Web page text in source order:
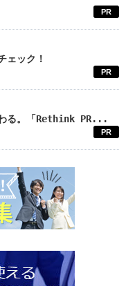
PR
ェック！
PR
わる。「Rethink PR...
PR